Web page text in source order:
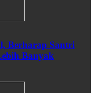
Berharap Santri
Banyak